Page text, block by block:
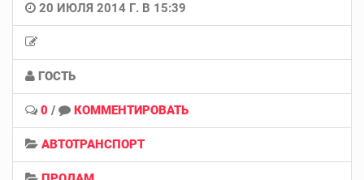
20 ИЮЛЯ 2014 Г. В 15:39
ГОСТЬ
0 / КОММЕНТИРОВАТЬ
АВТОТРАНСПОРТ